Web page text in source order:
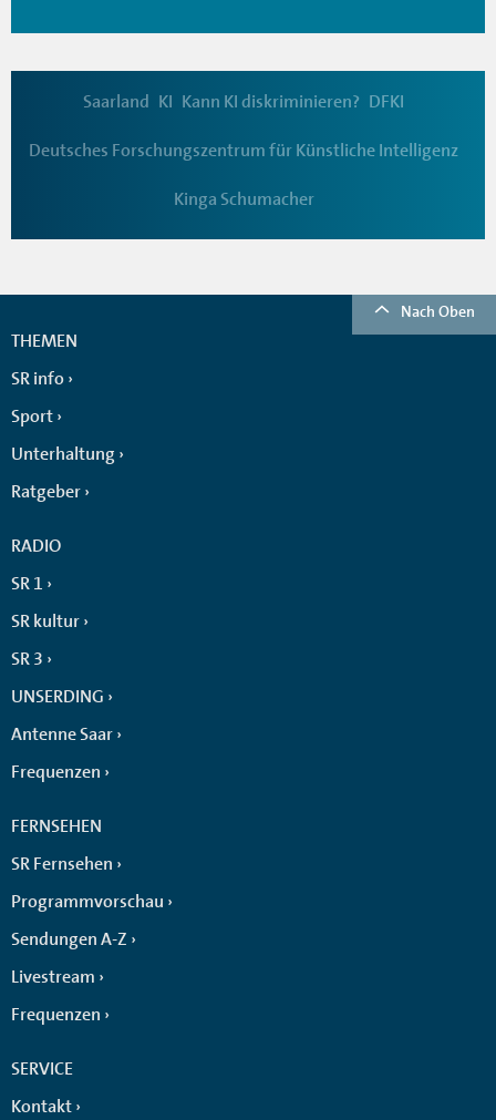
Saarland KI Kann KI diskriminieren? DFKI
Deutsches Forschungszentrum für Künstliche Intelligenz
Kinga Schumacher
Nach Oben
THEMEN
SR info
Sport
Unterhaltung
Ratgeber
RADIO
SR 1
SR kultur
SR 3
UNSERDING
Antenne Saar
Frequenzen
FERNSEHEN
SR Fernsehen
Programmvorschau
Sendungen A-Z
Livestream
Frequenzen
SERVICE
Kontakt